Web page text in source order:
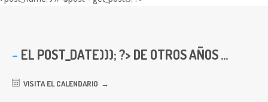
EL POST_DATE))); ?> DE OTROS AÑOS ...
VISITA EL CALENDARIO